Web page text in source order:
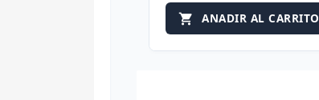
 ANADIR AL CARRITO